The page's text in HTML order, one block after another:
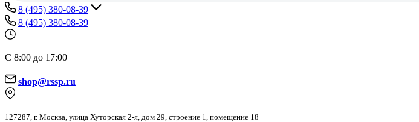
8 (495) 380-08-39
8 (495) 380-08-39
С 8:00 до 17:00
shop@rssp.ru
127287, г. Москва, улица Хуторская 2-я, дом 29, строение 1, помещение 18